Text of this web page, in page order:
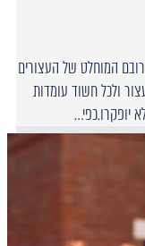
המוחלט של העצורים
ולכל חשוד עומדות
יופקרו.כפי…